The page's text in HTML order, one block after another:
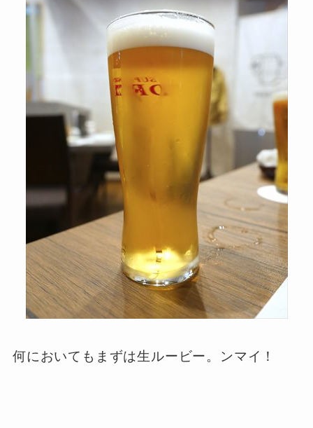
何においてもまずは生ルービー。ンマイ！